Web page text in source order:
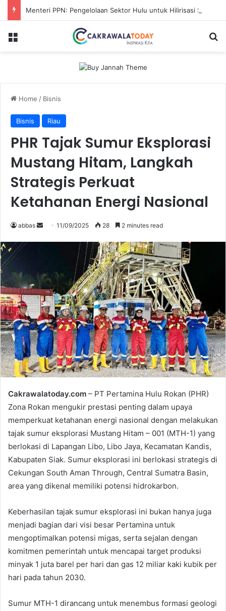
Home / Bisnis
Bisnis Riau
PHR Tajak Sumur Eksplorasi
Mustang Hitam, Langkah
Strategis Perkuat
Ketahanan Energi Nasional
abbas
a
n
e
m
a
i
11/09/2025 28 2 minutes read
Cakrawalatoday.com – PT Pertamina Hulu Rokan (PHR)
Zona Rokan mengukir prestasi penting dalam upaya
memperkuat ketahanan energi nasional dengan melakukan
tajak sumur eksplorasi Mustang Hitam – 001 (MTH-1) yang
berlokasi di Lapangan Libo, Libo Jaya, Kecamatan Kandis,
Kabupaten Siak. Sumur eksplorasi ini berlokasi strategis di
Cekungan South Aman Through, Central Sumatra Basin,
area yang dikenal memiliki potensi hidrokarbon.
Keberhasilan tajak sumur eksplorasi ini bukan hanya juga
menjadi bagian dari visi besar Pertamina untuk
mengoptimalkan potensi migas, serta sejalan dengan
komitmen pemerintah untuk mencapai target produksi
minyak 1 juta barel per hari dan gas 12 miliar kaki kubik per
hari pada tahun 2030.
Sumur MTH-1 dirancang untuk menembus formasi geologi